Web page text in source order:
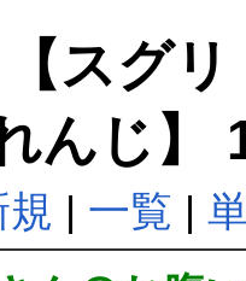
スグ
んじ】
規 | 一覧 |